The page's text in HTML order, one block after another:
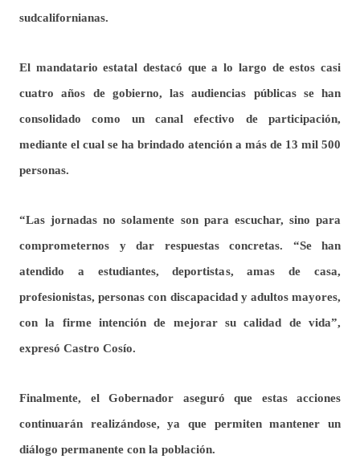
sudcalifornianas.
El mandatario estatal destacó que a lo largo de estos casi
cuatro años de gobierno, las audiencias públicas se han
consolidado como un canal efectivo de participación,
mediante el cual se ha brindado atención a más de 13 mil 500
personas.
“Las jornadas no solamente son para escuchar, sino para
comprometernos y dar respuestas concretas. “Se han
atendido a estudiantes, deportistas, amas de casa,
profesionistas, personas con discapacidad y adultos mayores,
con la firme intención de mejorar su calidad de vida”,
expresó Castro Cosío.
Finalmente, el Gobernador aseguró que estas acciones
continuarán realizándose, ya que permiten mantener un
diálogo permanente con la población.